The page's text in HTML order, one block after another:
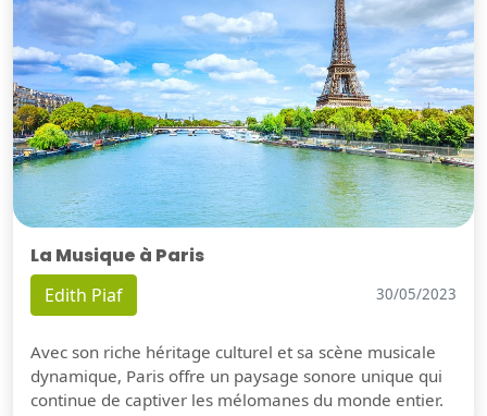
La Musique à Paris
Edith Piaf 30/05/2023
Avec son riche héritage culturel et sa scène musicale
dynamique, Paris offre un paysage sonore unique qui
continue de captiver les mélomanes du monde entier.